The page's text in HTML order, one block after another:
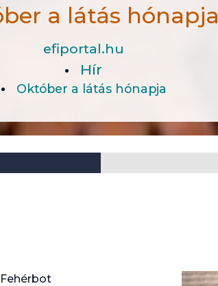
a látás hónapja
efiportal.hu
Hír
Október a látás hónapja